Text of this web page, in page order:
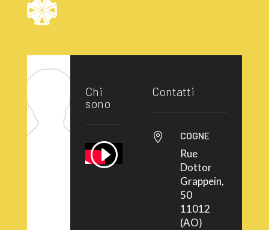
Chi
sono
Contatti
 COGNE
Rue
Dottor
Grappein,
50
11012
(AO)